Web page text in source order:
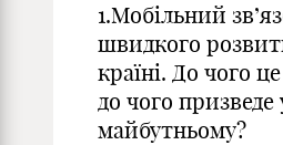
1.Мобільний
швидкого
країні. До чого
до чого призведе
майбутньому?